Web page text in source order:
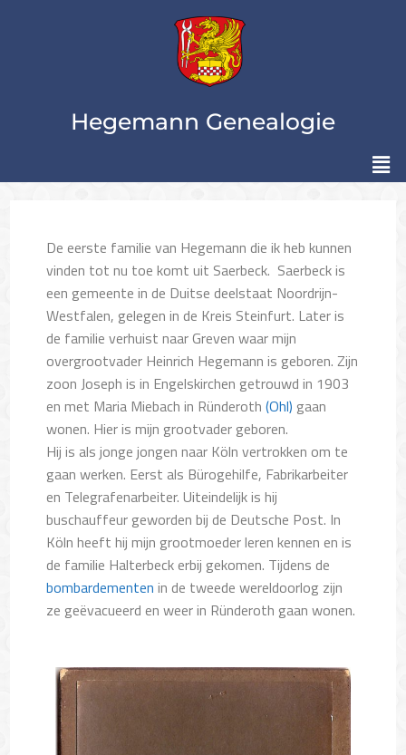
Hegemann Genealogie
De eerste familie van Hegemann die ik heb kunnen
vinden tot nu toe komt uit Saerbeck. Saerbeck is
een gemeente in de Duitse deelstaat Noordrijn-
Westfalen, gelegen in de Kreis Steinfurt. Later is
de familie verhuist naar Greven waar mijn
overgrootvader Heinrich Hegemann is geboren. Zijn
zoon Joseph is in Engelskirchen getrouwd in 1903
en met Maria Miebach in Ründeroth(Ohl) gaan
wonen. Hier is mijn grootvader geboren.
Hij is als jonge jongen naar Köln vertrokken om te
gaan werken. Eerst als Bürogehilfe, Fabrikarbeiter
en Telegrafenarbeiter. Uiteindelijk is hij
buschauffeur geworden bij de Deutsche Post. In
Köln heeft hij mijn grootmoeder leren kennen en is
de familie Halterbeck erbij gekomen. Tijdens de
bombardementen in de tweede wereldoorlog zijn
ze geëvacueerd en weer in Ründeroth gaan wonen.